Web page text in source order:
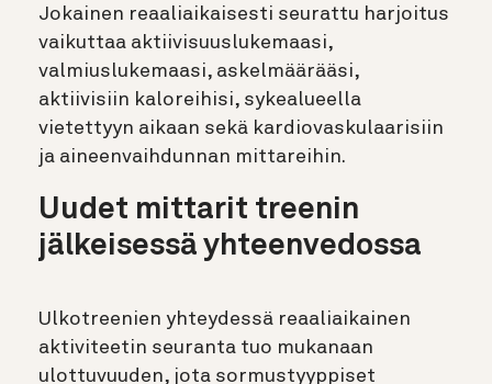
Jokainen reaaliaikaisesti seurattu harjoitus
vaikuttaa aktiivisuuslukemaasi,
valmiuslukemaasi, askelmäärääsi,
aktiivisiin kaloreihisi, sykealueella
vietettyyn aikaan sekä kardiovaskulaarisiin
ja aineenvaihdunnan mittareihin.
Uudet mittarit treenin
jälkeisessä yhteenvedossa
Ulkotreenien yhteydessä reaaliaikainen
aktiviteetin seuranta tuo mukanaan
ulottuvuuden, jota sormustyyppiset